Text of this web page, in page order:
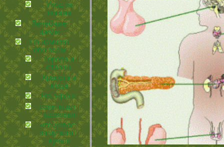
Уход за
ногами
Лечебные
грибы
По немного
обо всем
Города и
страны
Красота и
мода
На экране
советы для
здоровья
что делает
нашу жизнь
лучше